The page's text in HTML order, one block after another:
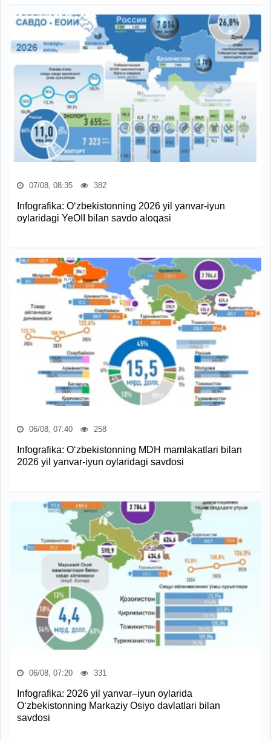
07/08, 08:35 382
Infografika: O‘zbekistonning 2026 yil yanvar-iyun
oylaridagi YeOII bilan savdo aloqasi
06/08, 07:40 258
Infografika: O‘zbekistonning MDH mamlakatlari bilan
2026 yil yanvar-iyun oylaridagi savdosi
06/08, 07:20 331
Infografika: 2026 yil yanvar–iyun oylarida
O‘zbekistonning Markaziy Osiyo davlatlari bilan
savdosi